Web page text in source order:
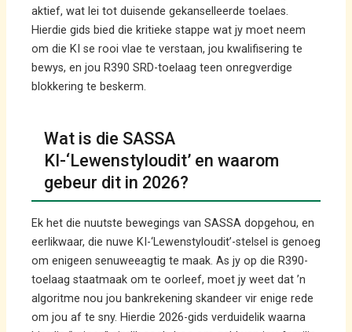
aktief, wat lei tot duisende gekanselleerde toelaes.
Hierdie gids bied die kritieke stappe wat jy moet neem
om die KI se rooi vlae te verstaan, jou kwalifisering te
bewys, en jou R390 SRD-toelaag teen onregverdige
blokkering te beskerm.
Wat is die SASSA
KI-‘Lewenstyloudit’ en waarom
gebeur dit in 2026?
Ek het die nuutste bewegings van SASSA dopgehou, en
eerlikwaar, die nuwe KI-‘Lewenstyloudit’-stelsel is genoeg
om enigeen senuweeagtig te maak. As jy op die R390-
toelaag staatmaak om te oorleef, moet jy weet dat ’n
algoritme nou jou bankrekening skandeer vir enige rede
om jou af te sny. Hierdie 2026-gids verduidelik waarna